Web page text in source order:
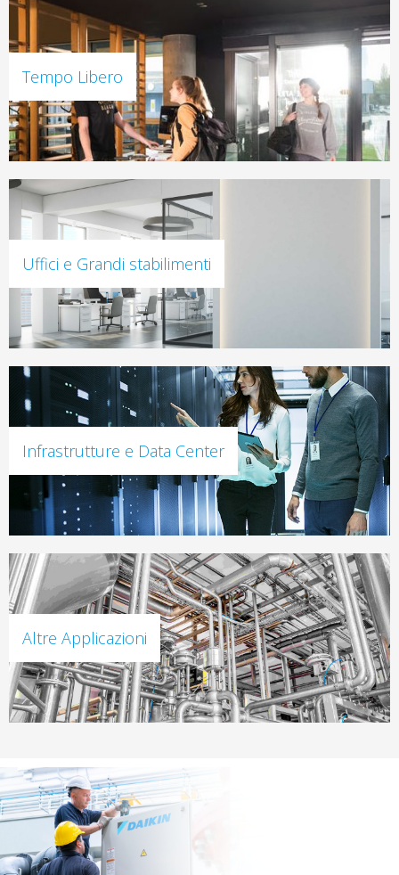
Tempo Libero
Uffici e Grandi stabilimenti
Infrastrutture e Data Center
Altre Applicazioni